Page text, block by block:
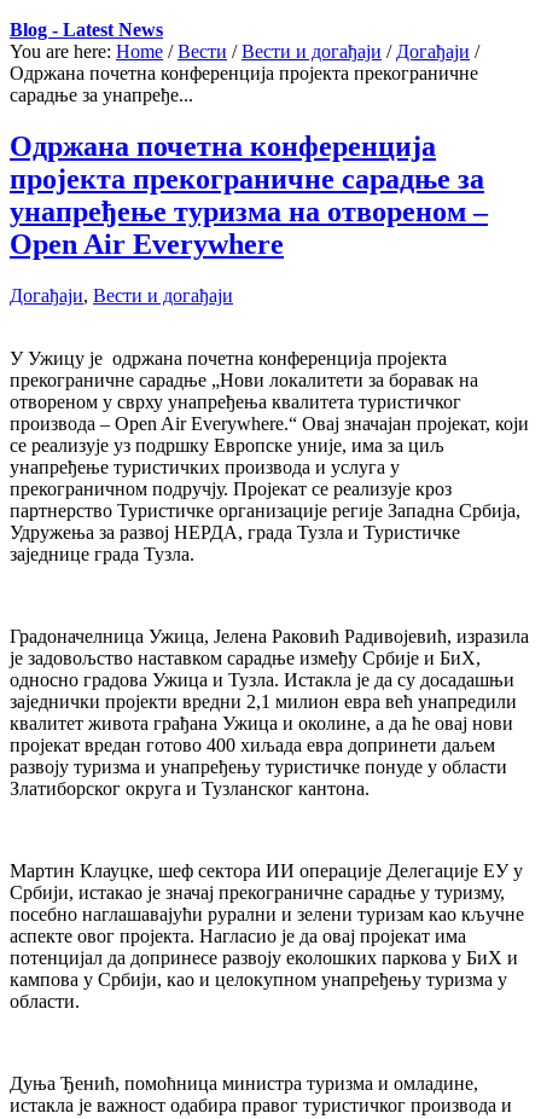
Blog - Latest News
You are here: Home / Вести / Вести и догађаји / Догађаји /
Одржана почетна конференција пројекта прекограничне
сарадње за унапређе...
Одржана почетна конференција
пројекта прекограничне сарадње за
унапређење туризма на отвореном –
Open Air Everywhere
Догађаји, Вести и догађаји
У Ужицу је одржана почетна конференција пројекта
прекограничне сарадње „Нови локалитети за боравак на
отвореном у сврху унапређења квалитета туристичког
производа – Open Air Everywhere.“ Овај значајан пројекат, који
се реализује уз подршку Европске уније, има за циљ
унапређење туристичких производа и услуга у
прекограничном подручју. Пројекат се реализује кроз
партнерство Туристичке организације регије Западна Србија,
Удружења за развој НЕРДА, града Тузла и Туристичке
заједнице града Тузла.
Градоначелница Ужица, Јелена Раковић Радивојевић, изразила
је задовољство наставком сарадње између Србије и БиХ,
односно градова Ужица и Тузла. Истакла је да су досадашњи
заједнички пројекти вредни 2,1 милион евра већ унапредили
квалитет живота грађана Ужица и околине, а да ће овај нови
пројекат вредан готово 400 хиљада евра допринети даљем
развоју туризма и унапређењу туристичке понуде у области
Златиборског округа и Тузланског кантона.
Мартин Клауцке, шеф сектора ИИ операције Делегације ЕУ у
Србији, истакао је значај прекограничне сарадње у туризму,
посебно наглашавајући рурални и зелени туризам као кључне
аспекте овог пројекта. Нагласио је да овај пројекат има
потенцијал да допринесе развоју еколошких паркова у БиХ и
кампова у Србији, као и целокупном унапређењу туризма у
области.
Дуња Ђенић, помоћница министра туризма и омладине,
истакла је важност одабира правог туристичког производа и